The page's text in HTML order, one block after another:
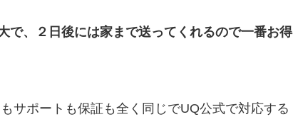
で、２日後には家まで送ってくれるので一番お得
サポートも保証も全く同じでUQ公式で対応する